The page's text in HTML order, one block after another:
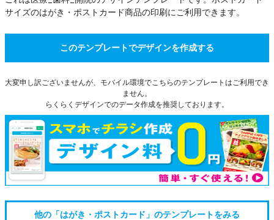
サイズのはがき・ポストカード商品の印刷にご利用できます。
このテンプレートでデザインを作成する
大変申し訳ございませんが、モバイル環境でこちらのテンプレートはご利用でき
ません。
らくらくデザインでのデータ作成を推奨しております。
他の「はがき・ポストカード」のテンプレートをみる